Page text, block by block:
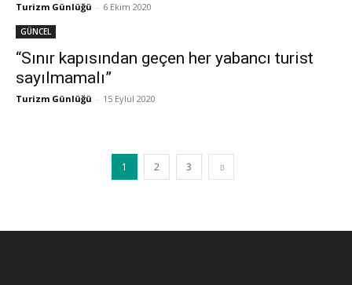
Turizm Günlüğü - 6 Ekim 2020
GÜNCEL
“Sınır kapısından geçen her yabancı turist
sayılmamalı”
Turizm Günlüğü - 15 Eylül 2020
1 2 3